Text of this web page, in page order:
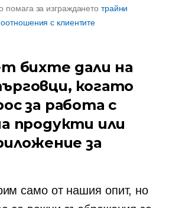
помага за изграждането трайни
с клиентите
бихте дали на
когато
за работа с
продукти или
за
само от нашия опит, но